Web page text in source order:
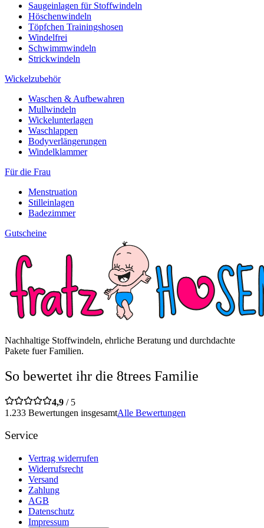
Saugeinlagen für Stoffwindeln
Höschenwindeln
Töpfchen Trainingshosen
Windelfrei
Schwimmwindeln
Strickwindeln
Wickelzubehör
Waschen & Aufbewahren
Mullwindeln
Wickelunterlagen
Waschlappen
Bodyverlängerungen
Windelklammer
Für die Frau
Menstruation
Stilleinlagen
Badezimmer
Gutscheine
Nachhaltige Stoffwindeln, ehrliche Beratung und durchdachte
Pakete fuer Familien.
So bewertet ihr die 8trees Familie
4,9 / 5
1.233 Bewertungen insgesamtAlle Bewertungen
Service
Vertrag widerrufen
Widerrufsrecht
Versand
Zahlung
AGB
Datenschutz
Impressum